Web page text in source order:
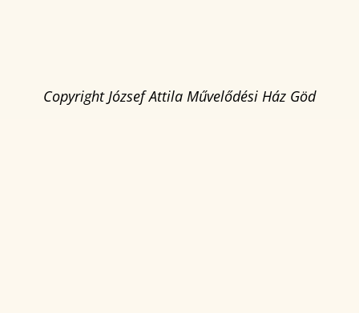
Copyright József Attila Művelődési Ház Göd